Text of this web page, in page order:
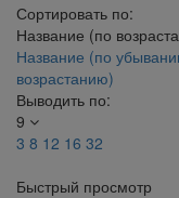
Сортировать по:
Название (по
Название (по
возрастанию)
Выводить по:
9
3 8 12 16 32
Быстрый просмотр